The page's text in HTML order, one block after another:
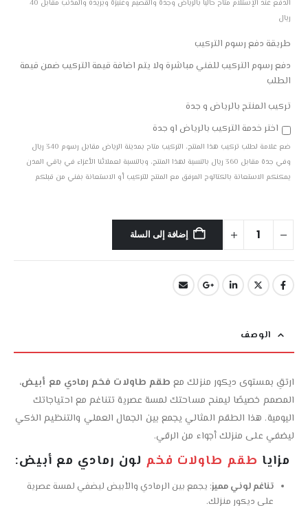
الدفع عند الإستلام متاح حاليا بالرياض وجدة والقصيم وعنيزة وبريده والمذنب مقابل 40
ريال
طريقة دفع رسوم التركيب
دفع رسوم التركيب للفني مباشرة ولا يتم اضافة قيمة التركيب ضمن قيمة
الطلب
تركيب المنتج بالرياض و جدة
اختر خدمة التركيب بالرياض او جدة
ضع علامة لطلب تركيب هذا المنتج، التركيب متاح بمدينة الرياض مقابل رسوم 340 ريال
وفي جدة مقابل 360 ريال بالنسبة لهذا المنتج، وبالنسبة لعملائنا الأعزاء في باقي المدن
يمكنكم الاستعانة بالكتالوج المرفق مع المنتج للتركيب أو الاستعانة بفني من قبلكم
إضافة إلى السلة
الوصف
ارتقِ بمستوى ديكور منزلك مع طقم طاولات فخم رمادي مع أبيض،
المصمم خصيصًا ليمنح مساحتك لمسة عصرية تتناغم مع احتياجاتك
اليومية. هذا الطقم المثالي يجمع بين الجمال العملي والتنظيم الذكي
ليضفي على منزلك أجواء من الرقي.
مزايا طقم طاولات فخم لون رمادي مع أبيض:
تناغم لوني مميز: يجمع بين الرمادي والأبيض ليضفي لمسة عصرية
على ديكور منزلك.